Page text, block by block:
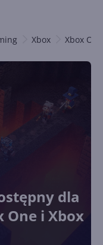
Xbox Xbox One
dla
One i Xbox